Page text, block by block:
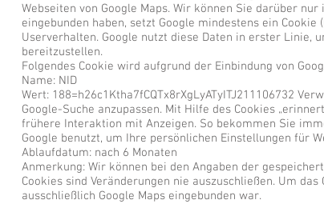
Webseiten von Google Maps. Wir können Sie darüber
eingebunden haben, setzt Google mindestens ein
Userverhalten. Google nutzt diese Daten in erster Linie,
bereitzustellen.
Folgendes Cookie wird aufgrund der Einbindung von
Name: NID
Wert: 188=h26c1Ktha7fCQTx8rXgLyATyITJ211106732
Google-Suche anzupassen. Mit Hilfe des Cookies
frühere Interaktion mit Anzeigen. So bekommen Sie
Google benutzt, um Ihre persönlichen Einstellungen für
Ablaufdatum: nach 6 Monaten
Anmerkung: Wir können bei den Angaben der
Cookies sind Veränderungen nie auszuschließen. Um
ausschließlich Google Maps eingebunden war.